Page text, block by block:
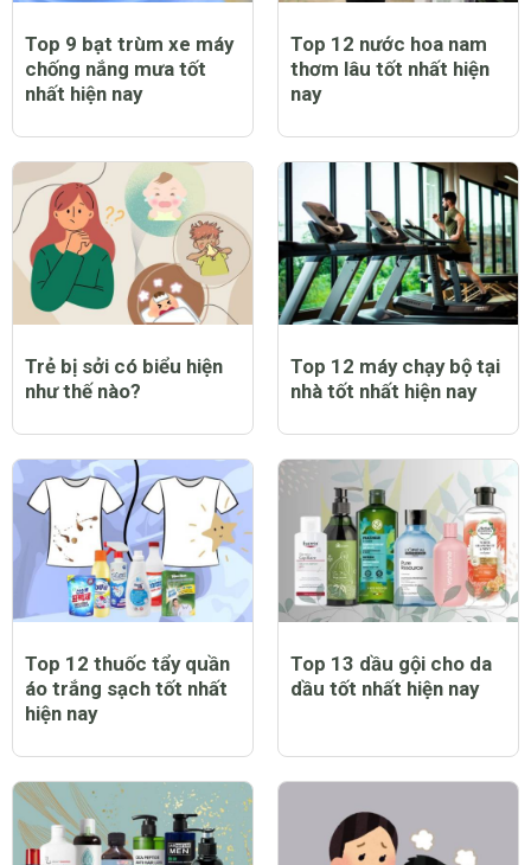
Top 9 bạt trùm xe máy
chống nắng mưa tốt
nhất hiện nay
Top 12 nước hoa nam
thơm lâu tốt nhất hiện
nay
Trẻ bị sởi có biểu hiện
như thế nào?
Top 12 máy chạy bộ tại
nhà tốt nhất hiện nay
Top 12 thuốc tẩy quần
áo trắng sạch tốt nhất
hiện nay
Top 13 dầu gội cho da
dầu tốt nhất hiện nay